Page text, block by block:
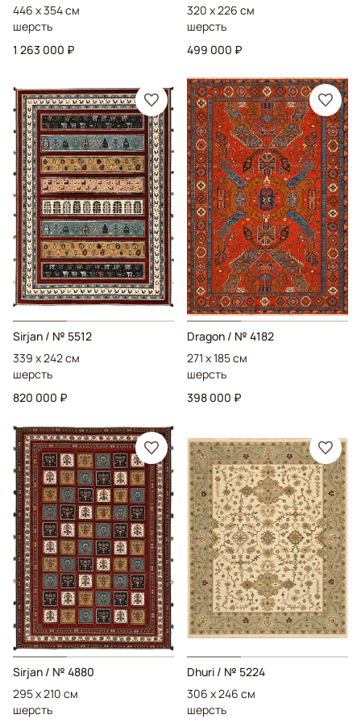
446 x 354 см
шерсть
1 263 000 ₽
320 x 226 см
шерсть
499 000 ₽
Sirjan / № 5512
339 x 242 см
шерсть
820 000 ₽
Dragon / № 4182
271 x 185 см
шерсть
398 000 ₽
Sirjan / № 4880
295 x 210 см
шерсть
Dhuri / № 5224
306 x 246 см
шерсть